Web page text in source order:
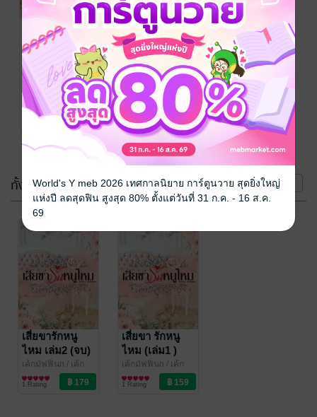
SET เสี่ยขารัก
หนูไหม
เค้กมัฟฟิ่นn/ เค้ก
มัฟฟิ่น
นิยายรัก
No Rating
ทั้งหมด(2 เล่ม) หน้าที่ 1
เสี่ยขารักหนู
ไหม เล่ม2 (จบ)
เค้กมัฟฟิ่นn / เค้ก
มัฟฟิ่น
นิยายรัก
1 Rating
เสี่ยขา รักหนู
ไหม (เล่ม1 )
เค้กมัฟฟิ่นn / เค้ก
มัฟฟิ่น
นิยายรัก
1 Rating
World's Y meb 2026 เทศกาลนิยาย การ์ตูนวาย สุดยิ่งใหญ่
แห่งปี ลดสุดฟิน สูงสุด 80% ตั้งแต่วันที่ 31 ก.ค. - 16 ส.ค.
69